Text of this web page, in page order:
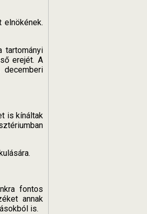
tartományi
erejét. A
is kínáltak
fontos
annak
is.